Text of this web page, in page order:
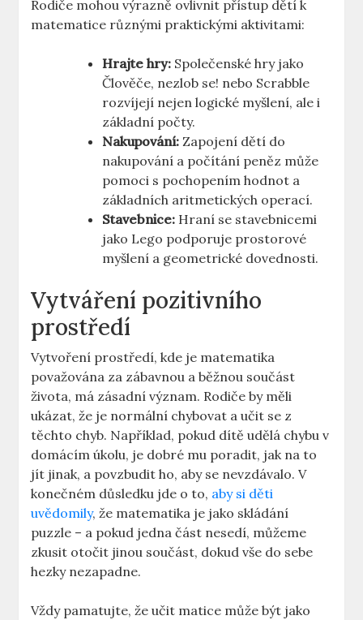
Rodiče mohou výrazně ovlivnit přístup dětí k
matematice různými praktickými aktivitami:
Hrajte hry: Společenské hry jako
Člověče, nezlob se! nebo Scrabble
rozvíjejí nejen logické myšlení, ale i
základní počty.
Nakupování: Zapojení dětí do
nakupování a počítání peněz může
pomoci s pochopením hodnot a
základních aritmetických operací.
Stavebnice: Hraní se stavebnicemi
jako Lego podporuje prostorové
myšlení a geometrické dovednosti.
Vytváření pozitivního
prostředí
Vytvoření prostředí, kde je matematika
považována za zábavnou a běžnou součást
života, má zásadní význam. Rodiče by měli
ukázat, že je normální chybovat a učit se z
těchto chyb. Například, pokud dítě udělá chybu v
domácím úkolu, je dobré mu poradit, jak na to
jít jinak, a povzbudit ho, aby se nevzdávalo. V
konečném důsledku jde o to, aby si děti
uvědomily, že matematika je jako skládání
puzzle – a pokud jedna část nesedí, můžeme
zkusit otočit jinou součást, dokud vše do sebe
hezky nezapadne.
Vždy pamatujte, že učit matice může být jako